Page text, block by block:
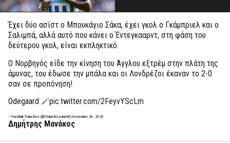
Έχει δύο ασίστ ο Μπουκάγιο Σάκα, έχει γκολ ο Γκάμπριελ και ο
Σαλιμπά, αλλά αυτό που κάνει ο Έντεγκααρντ, στη φάση του
δεύτερου γκολ, είναι εκπληκτικό.
Ο Νορβηγός είδε την κίνηση του Άγγλου εξτρέμ στην πλάτη της
άμυνας, του έδωσε την μπάλα και οι Λονδρέζοι έκαναν το 2-0
σαν σε προπόνηση!
Odegaard 🪄pic.twitter.com/2FeyvYScLm
— Football Transfers (@Transferzone00) November 30, 2024
Δημήτρης Μανάκος